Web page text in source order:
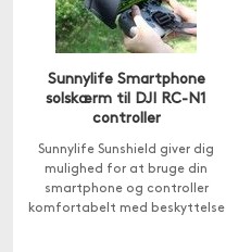
Sunnylife Smartphone
solskærm til DJI RC-N1
controller
Sunnylife Sunshield giver dig
mulighed for at bruge din
smartphone og controller
komfortabelt med beskyttelse